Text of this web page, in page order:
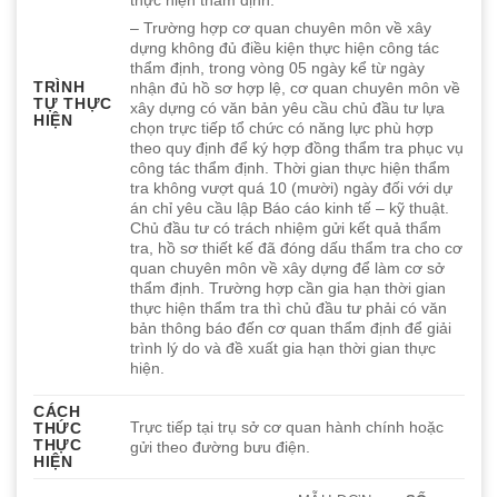
TRÌNH
TỰ THỰC
HIỆN
– Trường hợp cơ quan chuyên môn về xây
dựng không đủ điều kiện thực hiện công tác
thẩm định, trong vòng 05 ngày kể từ ngày
nhận đủ hồ sơ hợp lệ, cơ quan chuyên môn về
xây dựng có văn bản yêu cầu chủ đầu tư lựa
chọn trực tiếp tổ chức có năng lực phù hợp
theo quy định để ký hợp đồng thẩm tra phục vụ
công tác thẩm định. Thời gian thực hiện thẩm
tra không vượt quá 10 (mười) ngày đối với dự
án chỉ yêu cầu lập Báo cáo kinh tế – kỹ thuật.
Chủ đầu tư có trách nhiệm gửi kết quả thẩm
tra, hồ sơ thiết kế đã đóng dấu thẩm tra cho cơ
quan chuyên môn về xây dựng để làm cơ sở
thẩm định. Trường hợp cần gia hạn thời gian
thực hiện thẩm tra thì chủ đầu tư phải có văn
bản thông báo đến cơ quan thẩm định để giải
trình lý do và đề xuất gia hạn thời gian thực
hiện.
CÁCH
THỨC
THỰC
HIỆN
Trực tiếp tại trụ sở cơ quan hành chính hoặc
gửi theo đường bưu điện.